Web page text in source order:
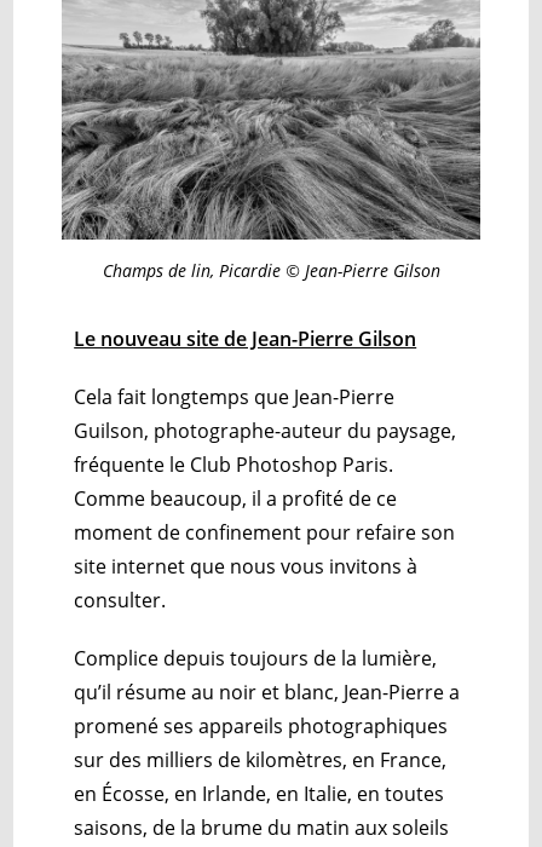
Champs de lin, Picardie © Jean-Pierre Gilson
Le nouveau site de Jean-Pierre Gilson
Cela fait longtemps que Jean-Pierre
Guilson, photographe-auteur du paysage,
fréquente le Club Photoshop Paris.
Comme beaucoup, il a profité de ce
moment de confinement pour refaire son
site internet que nous vous invitons à
consulter.
Complice depuis toujours de la lumière,
qu’il résume au noir et blanc, Jean-Pierre a
promené ses appareils photographiques
sur des milliers de kilomètres, en France,
en Écosse, en Irlande, en Italie, en toutes
saisons, de la brume du matin aux soleils